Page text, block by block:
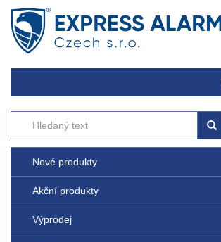
Nové produkty
Akční produkty
Výprodej